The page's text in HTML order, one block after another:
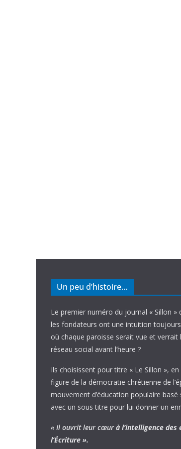
Un peu d’histoire…
Le premier numéro du journal « Sillon »
les fondateurs ont une intuition
où chaque paroisse serait vue et verrait
réseau social avant l’heure ?
Ils choisissent pour titre « Le Sillon »,
figure de la démocratie chrétienne de
mouvement d’éducation populaire basé
avec un sous titre pour lui donner un
« Il ouvrit leur cœur à l’intelligence des
l’Écriture ».